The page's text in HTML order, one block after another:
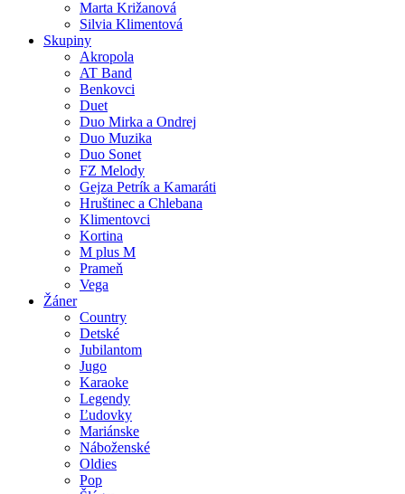
Marta Križanová
Silvia Klimentová
Skupiny
Akropola
AT Band
Benkovci
Duet
Duo Mirka a Ondrej
Duo Muzika
Duo Sonet
FZ Melody
Gejza Petrík a Kamaráti
Hruštinec a Chlebana
Klimentovci
Kortina
M plus M
Prameň
Vega
Žáner
Country
Detské
Jubilantom
Jugo
Karaoke
Legendy
Ľudovky
Mariánske
Náboženské
Oldies
Pop